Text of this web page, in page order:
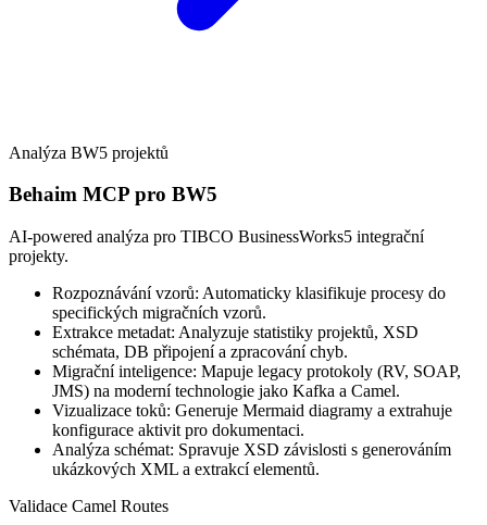
Analýza BW5 projektů
Behaim MCP pro BW5
AI-powered analýza pro TIBCO BusinessWorks5 integrační
projekty.
Rozpoznávání vzorů: Automaticky klasifikuje procesy do
specifických migračních vzorů.
Extrakce metadat: Analyzuje statistiky projektů, XSD
schémata, DB připojení a zpracování chyb.
Migrační inteligence: Mapuje legacy protokoly (RV, SOAP,
JMS) na moderní technologie jako Kafka a Camel.
Vizualizace toků: Generuje Mermaid diagramy a extrahuje
konfigurace aktivit pro dokumentaci.
Analýza schémat: Spravuje XSD závislosti s generováním
ukázkových XML a extrakcí elementů.
Validace Camel Routes